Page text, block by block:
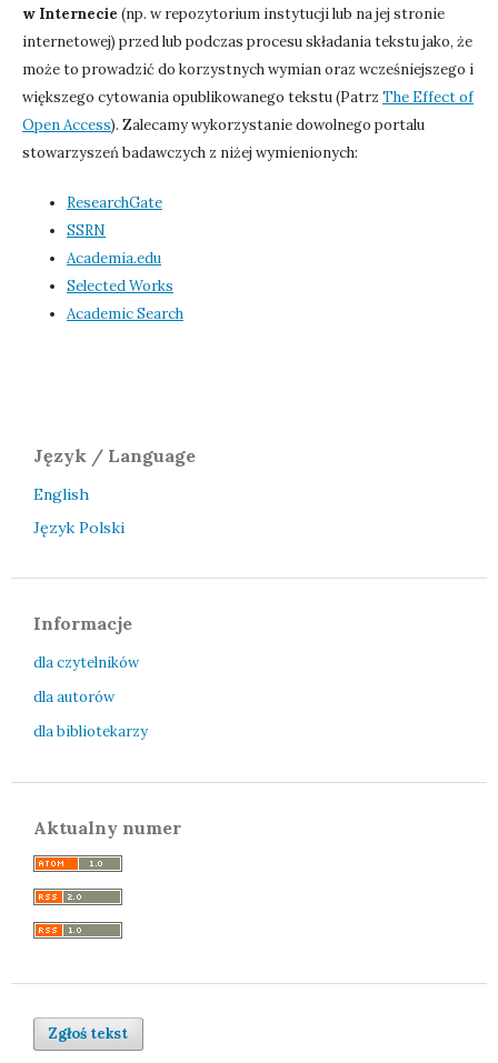
w Internecie (np. w repozytorium instytucji lub na jej stronie
internetowej) przed lub podczas procesu składania tekstu jako, że
może to prowadzić do korzystnych wymian oraz wcześniejszego i
większego cytowania opublikowanego tekstu (Patrz The Effect of
Open Access). Zalecamy wykorzystanie dowolnego portalu
stowarzyszeń badawczych z niżej wymienionych:
ResearchGate
SSRN
Academia.edu
Selected Works
Academic Search
Język / Language
English
Język Polski
Informacje
dla czytelników
dla autorów
dla bibliotekarzy
Aktualny numer
Zgłoś tekst